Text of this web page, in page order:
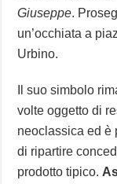
Giuseppe.
un’occhiata a
Urbino.
Il suo simbolo
volte oggetto di
neoclassica ed è
di ripartire
prodotto tipico.